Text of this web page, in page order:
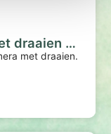
draaien …
met draaien.